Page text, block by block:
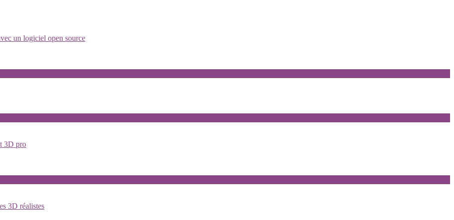
un logiciel open source
3D pro
3D réalistes